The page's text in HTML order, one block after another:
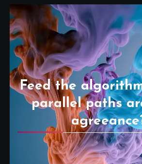
Feed the
parallel paths